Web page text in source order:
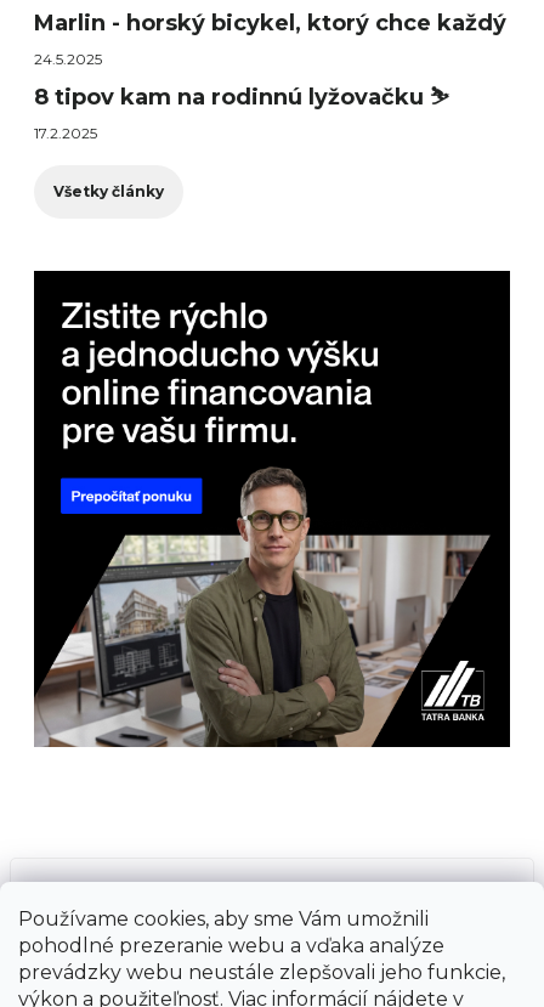
Používame cookies, aby sme Vám umožnili
pohodlné prezeranie webu a vďaka analýze
prevádzky webu neustále zlepšovali jeho funkcie,
výkon a použiteľnosť. Viac informácií nájdete v
Marlin - horský bicykel, ktorý chce každý
24.5.2025
8 tipov kam na rodinnú lyžovačku ⛷️
17.2.2025
Všetky články